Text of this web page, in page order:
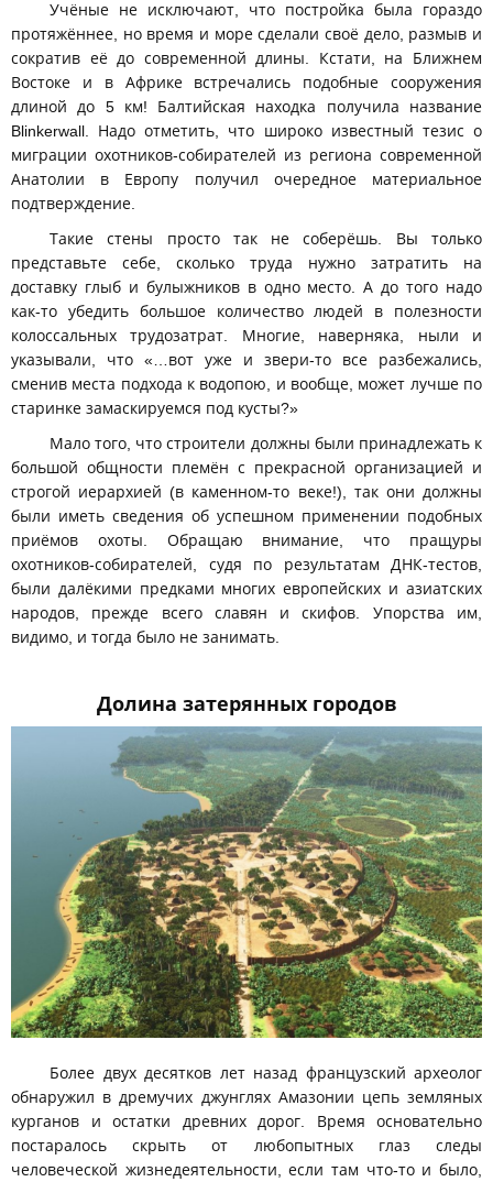
Учёные не исключают, что постройка была гораздо
протяжённее, но время и море сделали своё дело, размыв и
сократив её до современной длины. Кстати, на Ближнем
Востоке и в Африке встречались подобные сооружения
длиной до 5 км! Балтийская находка получила название
Blinkerwall. Надо отметить, что широко известный тезис о
миграции охотников-собирателей из региона современной
Анатолии в Европу получил очередное материальное
подтверждение.
Такие стены просто так не соберёшь. Вы только
представьте себе, сколько труда нужно затратить на
доставку глыб и булыжников в одно место. А до того надо
как-то убедить большое количество людей в полезности
колоссальных трудозатрат. Многие, наверняка, ныли и
указывали, что «…вот уже и звери-то все разбежались,
сменив места подхода к водопою, и вообще, может лучше по
старинке замаскируемся под кусты?»
Мало того, что строители должны были принадлежать к
большой общности племён с прекрасной организацией и
строгой иерархией (в каменном-то веке!), так они должны
были иметь сведения об успешном применении подобных
приёмов охоты. Обращаю внимание, что пращуры
охотников-собирателей, судя по результатам ДНК-тестов,
были далёкими предками многих европейских и азиатских
народов, прежде всего славян и скифов. Упорства им,
видимо, и тогда было не занимать.
Долина затерянных городов
Более двух десятков лет назад французский археолог
обнаружил в дремучих джунглях Амазонии цепь земляных
курганов и остатки древних дорог. Время основательно
постаралось скрыть от любопытных глаз следы
человеческой жизнедеятельности, если там что-то и было,